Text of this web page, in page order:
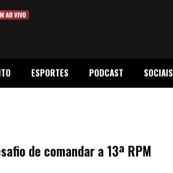
ESPORTES PODCAST SOCIAIS
de comandar a 13ª RPM